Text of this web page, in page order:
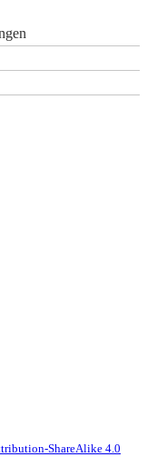
ShareAlike 4.0